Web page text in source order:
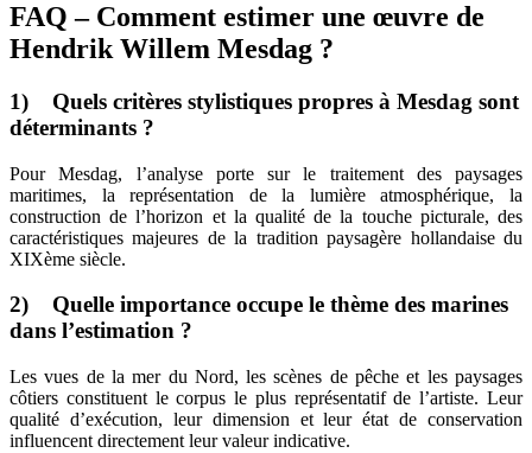
FAQ – Comment estimer une œuvre de
Hendrik Willem Mesdag ?
1) Quels critères stylistiques propres à Mesdag sont
déterminants ?
Pour Mesdag, l’analyse porte sur le traitement des paysages
maritimes, la représentation de la lumière atmosphérique, la
construction de l’horizon et la qualité de la touche picturale, des
caractéristiques majeures de la tradition paysagère hollandaise du
XIXème siècle.
2) Quelle importance occupe le thème des marines
dans l’estimation ?
Les vues de la mer du Nord, les scènes de pêche et les paysages
côtiers constituent le corpus le plus représentatif de l’artiste. Leur
qualité d’exécution, leur dimension et leur état de conservation
influencent directement leur valeur indicative.